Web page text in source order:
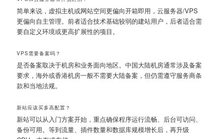
简单来说，虚拟主机或网站空间更偏向开箱即用，云服务器/VPS
更偏向自主管理。前者适合技术基础较弱的建站用户，后者适合需
要自定义环境或更高扩展性的项目。
VPS需要备案吗？
是否备案取决于机房和业务面向地区。中国大陆机房通常涉及备案
要求，海外或香港机房一般不需要大陆备案，但仍需遵守服务商条
款和当地法规。
新站应该买多高配置？
新站可以从入门方案开始，重点确保程序运行流畅、后台可访问、
备份可用。等到流量、插件数量和数据库规模增长后，再升级